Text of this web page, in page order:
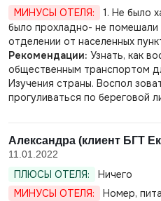
МИНУСЫ ОТЕЛЯ:
1. Не было
было прохладно- не помешали
отделении от населенных
Рекомендации: Узнать, как
общественным транспортом
Изучения страны. Воспол
прогуливаться по береговой
Александра (клиент БГТ
11.01.2022
ПЛЮСЫ ОТЕЛЯ:
Ничего
МИНУСЫ ОТЕЛЯ:
Номер,